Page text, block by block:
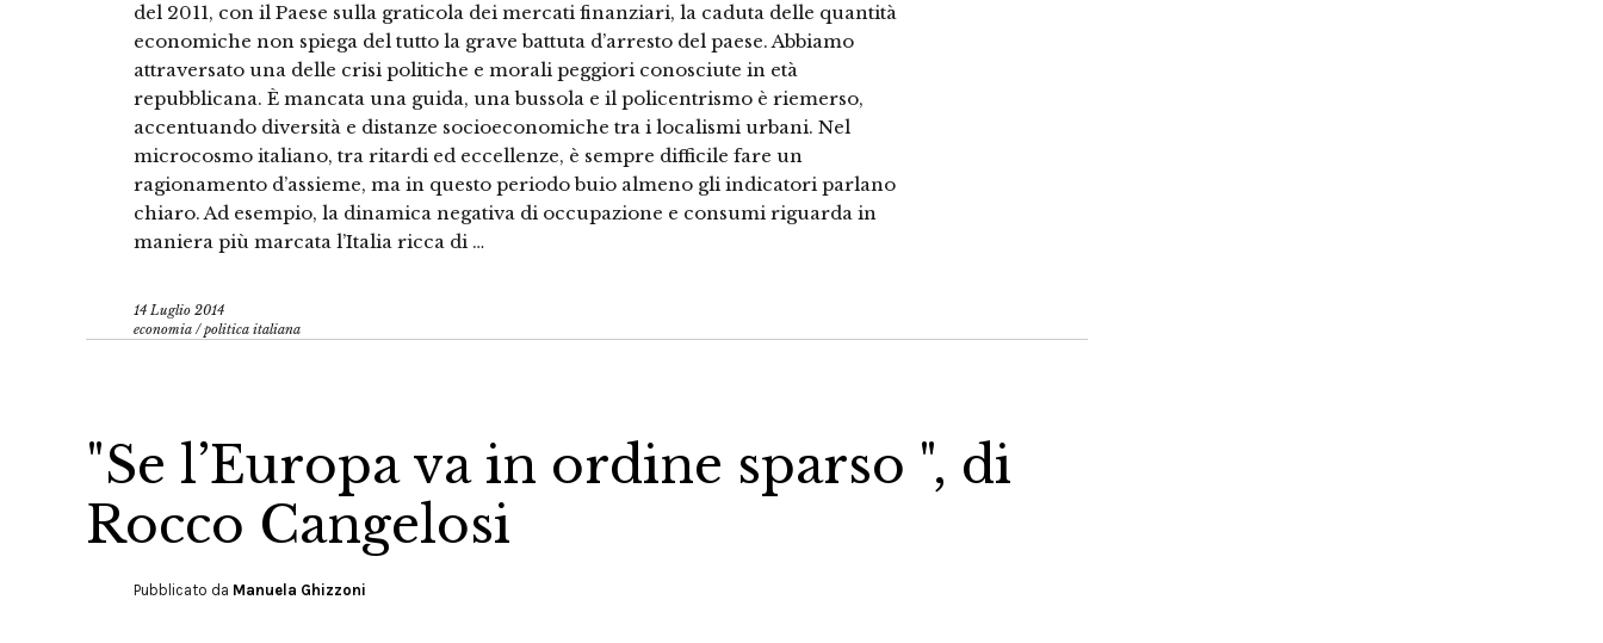
del 2011, con il Paese sulla graticola dei mercati finanziari, la caduta delle quantità
economiche non spiega del tutto la grave battuta d’arresto del paese. Abbiamo
attraversato una delle crisi politiche e morali peggiori conosciute in età
repubblicana. È mancata una guida, una bussola e il policentrismo è riemerso,
accentuando diversità e distanze socioeconomiche tra i localismi urbani. Nel
microcosmo italiano, tra ritardi ed eccellenze, è sempre difficile fare un
ragionamento d’assieme, ma in questo periodo buio almeno gli indicatori parlano
chiaro. Ad esempio, la dinamica negativa di occupazione e consumi riguarda in
maniera più marcata l’Italia ricca di …
14 Luglio 2014
economia /politica italiana
"Se l’Europa va in ordine sparso ", di
Rocco Cangelosi
Pubblicato da Manuela Ghizzoni